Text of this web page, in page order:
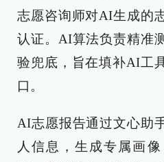
志愿咨询师对AI生成的
认证。AI算法负责精准
验兜底，旨在填补AI工
口。
AI志愿报告通过文心助
人信息，生成专属画